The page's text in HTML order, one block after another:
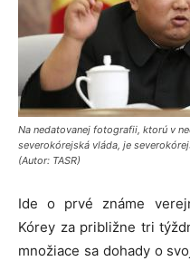
Na nedatovanej fotografii, ktorú v
severokórejská vláda, je
(Autor: TASR)
Ide o prvé známe
Kórey za približne tri
množiace sa dohady o